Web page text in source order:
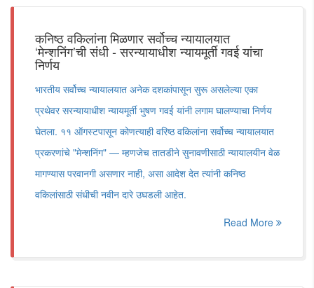
कनिष्ठ वकिलांना मिळणार सर्वोच्च न्यायालयात
‘मेन्शनिंग’ची संधी - सरन्यायाधीश न्यायमूर्ती गवई यांचा
निर्णय
भारतीय सर्वोच्च न्यायालयात अनेक दशकांपासून सुरू असलेल्या एका
प्रथेवर सरन्यायाधीश न्यायमूर्ती भुषण गवई यांनी लगाम घालण्याचा निर्णय
घेतला. ११ ऑगस्टपासून कोणत्याही वरिष्ठ वकिलांना सर्वोच्च न्यायालयात
प्रकरणांचे "मेन्शनिंग" — म्हणजेच तातडीने सुनावणीसाठी न्यायालयीन वेळ
मागण्यास परवानगी असणार नाही, असा आदेश देत त्यांनी कनिष्ठ
वकिलांसाठी संधीची नवीन दारे उघडली आहेत.
Read More